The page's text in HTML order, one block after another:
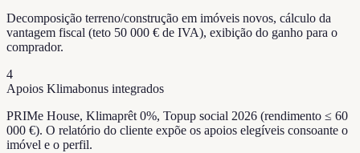
Decomposição terreno/construção em imóveis novos, cálculo da
vantagem fiscal (teto 50 000 € de IVA), exibição do ganho para o
comprador.
4
Apoios Klimabonus integrados
PRIMe House, Klimaprêt 0%, Topup social 2026 (rendimento ≤ 60
000 €). O relatório do cliente expõe os apoios elegíveis consoante o
imóvel e o perfil.